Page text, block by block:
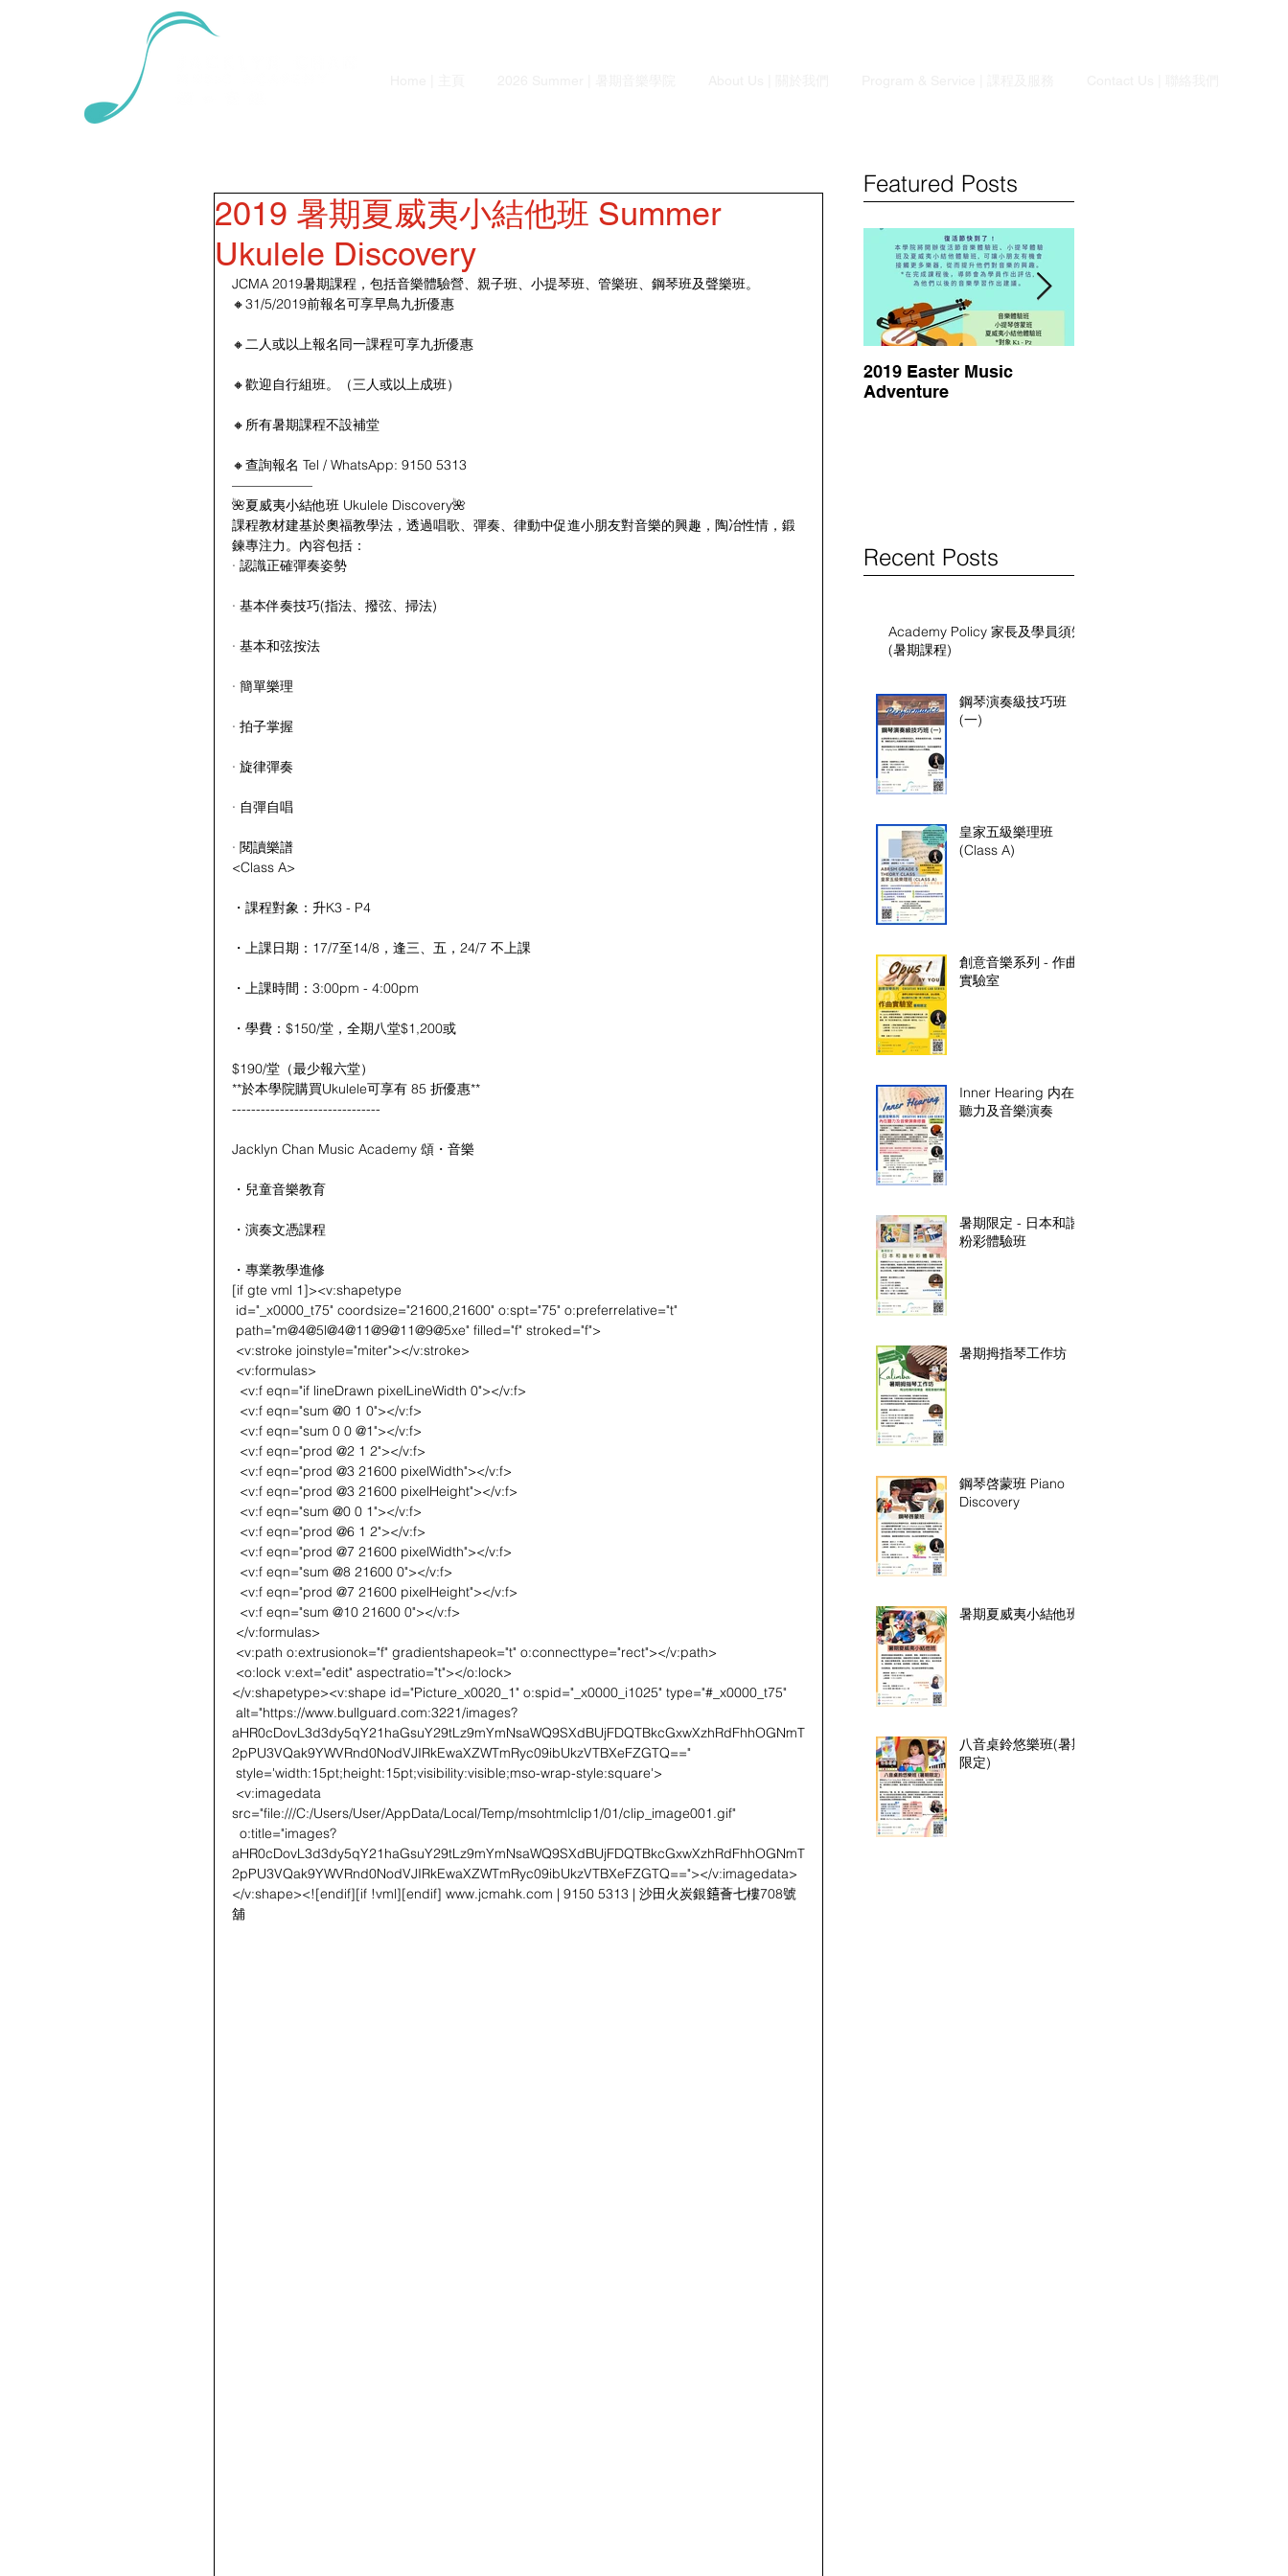
2019 暑期夏威夷小結他班 Summer
Ukulele Discovery
JCMA 2019暑期課程，包括音樂體驗營、親子班、小提琴班、管樂班、鋼琴班及聲樂班。
🔸31/5/2019前報名可享早鳥九折優惠
🔸二人或以上報名同一課程可享九折優惠
🔸歡迎自行組班。（三人或以上成班）
🔸所有暑期課程不設補堂
🔸查詢報名 Tel / WhatsApp: 9150 5313
——————
🌺夏威夷小結他班 Ukulele Discovery🌺
課程教材建基於奧福教學法，透過唱歌、彈奏、律動中促進小朋友對音樂的興趣，陶冶性情，鍛
鍊專注力。內容包括：
· 認識正確彈奏姿勢
· 基本伴奏技巧(指法、撥弦、掃法)
· 基本和弦按法
· 簡單樂理
· 拍子掌握
· 旋律彈奏
· 自彈自唱
· 閱讀樂譜
<Class A>
・課程對象：升K3 - P4
・上課日期：17/7至14/8，逢三、五，24/7 不上課
・上課時間：3:00pm - 4:00pm
・學費：$150/堂，全期八堂$1,200或
$190/堂（最少報六堂）
**於本學院購買Ukulele可享有 85 折優惠**
-------------------------------
Jacklyn Chan Music Academy 頌・音樂
・兒童音樂教育
・演奏文憑課程
・專業教學進修
[if gte vml 1]><v:shapetype
id="_x0000_t75" coordsize="21600,21600" o:spt="75" o:preferrelative="t"
path="m@4@5l@4@11@9@11@9@5xe" filled="f" stroked="f">
<v:stroke joinstyle="miter"></v:stroke>
<v:formulas>
  <v:f eqn="if lineDrawn pixelLineWidth 0"></v:f>
  <v:f eqn="sum @0 1 0"></v:f>
  <v:f eqn="sum 0 0 @1"></v:f>
  <v:f eqn="prod @2 1 2"></v:f>
  <v:f eqn="prod @3 21600 pixelWidth"></v:f>
  <v:f eqn="prod @3 21600 pixelHeight"></v:f>
  <v:f eqn="sum @0 0 1"></v:f>
  <v:f eqn="prod @6 1 2"></v:f>
  <v:f eqn="prod @7 21600 pixelWidth"></v:f>
  <v:f eqn="sum @8 21600 0"></v:f>
  <v:f eqn="prod @7 21600 pixelHeight"></v:f>
  <v:f eqn="sum @10 21600 0"></v:f>
</v:formulas>
<v:path o:extrusionok="f" gradientshapeok="t" o:connecttype="rect"></v:path>
<o:lock v:ext="edit" aspectratio="t"></o:lock>
</v:shapetype><v:shape id="Picture_x0020_1" o:spid="_x0000_i1025" type="#_x0000_t75"
aHR0cDovL3d3dy5qY21haGsuY29tLz9mYmNsaWQ9SXdBUjFDQTBkcGxwXzhRdFhhOGNmT
2pPU3VQak9YWVRnd0NodVJIRkEwaXZWTmRyc09ibUkzVTBXeFZGTQ=="
style='width:15pt;height:15pt;visibility:visible;mso-wrap-style:square'>
src="file:///C:/Users/User/AppData/Local/Temp/msohtmlclip1/01/clip_image001.gif"
aHR0cDovL3d3dy5qY21haGsuY29tLz9mYmNsaWQ9SXdBUjFDQTBkcGxwXzhRdFhhOGNmT
2pPU3VQak9YWVRnd0NodVJIRkEwaXZWTmRyc09ibUkzVTBXeFZGTQ=="></v:imagedata>
</v:shape><![endif][if !vml][endif] www.jcmahk.com | 9150 5313 | 沙田火炭銀𨭎薈七樓708號
舖
Featured Posts
2019 Easter Music
Adventure
Recent Posts
Academy Policy 家長及學員須知
(暑期課程)
鋼琴演奏級技巧班
(一)
皇家五級樂理班
(Class A)
創意音樂系列 - 作曲
實驗室
Inner Hearing 内在
聽力及音樂演奏
暑期限定 - 日本和諧
粉彩體驗班
暑期拇指琴工作坊
鋼琴啓蒙班 Piano
Discovery
暑期夏威夷小結他班
八音桌鈴悠樂班(暑期
限定)